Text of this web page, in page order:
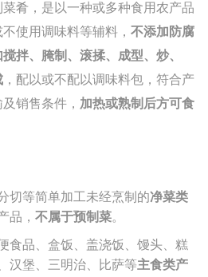
肴，是以一种或多种食用农产品
使用调味料等辅料， 不添加防腐
拌、腌制、滚揉、成型、炒、
，配以或不配以调味料包，符合产
销售条件， 加热或熟制 后方可食
切等简单加工未经烹制的净菜类
品， 不属于预制菜。
食品、盒饭、盖浇饭、馒头、糕
汉堡、三明治、比萨等主食类产